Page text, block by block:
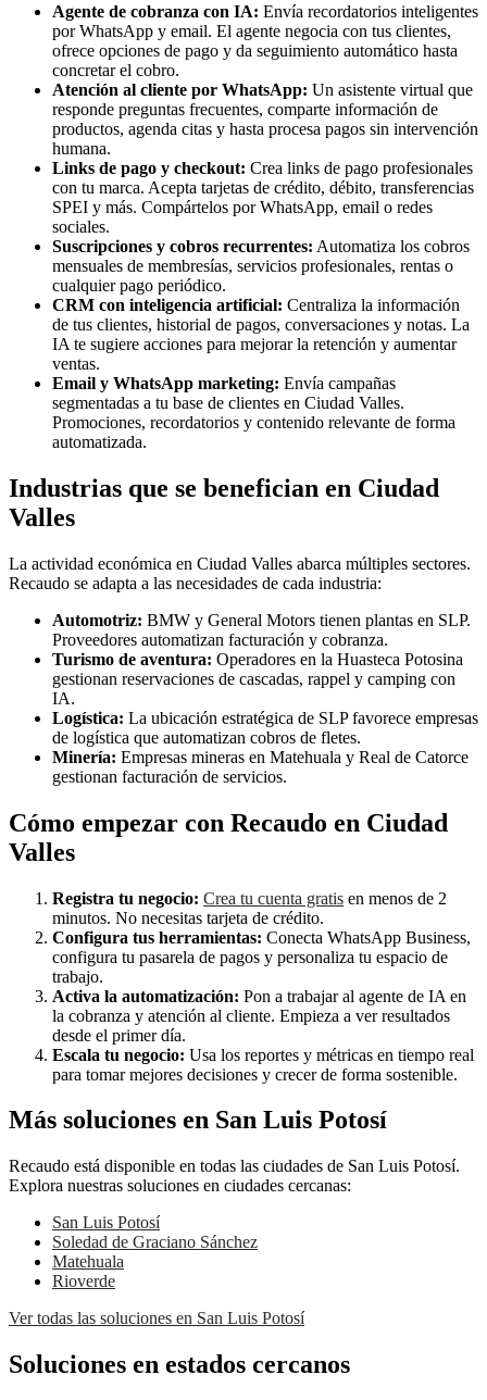
Agente de cobranza con IA: Envía recordatorios inteligentes
por WhatsApp y email. El agente negocia con tus clientes,
ofrece opciones de pago y da seguimiento automático hasta
concretar el cobro.
Atención al cliente por WhatsApp: Un asistente virtual que
responde preguntas frecuentes, comparte información de
productos, agenda citas y hasta procesa pagos sin intervención
humana.
Links de pago y checkout: Crea links de pago profesionales
con tu marca. Acepta tarjetas de crédito, débito, transferencias
SPEI y más. Compártelos por WhatsApp, email o redes
sociales.
Suscripciones y cobros recurrentes: Automatiza los cobros
mensuales de membresías, servicios profesionales, rentas o
cualquier pago periódico.
CRM con inteligencia artificial: Centraliza la información
de tus clientes, historial de pagos, conversaciones y notas. La
IA te sugiere acciones para mejorar la retención y aumentar
ventas.
Email y WhatsApp marketing: Envía campañas
segmentadas a tu base de clientes en Ciudad Valles.
Promociones, recordatorios y contenido relevante de forma
automatizada.
Industrias que se benefician en Ciudad
Valles
La actividad económica en Ciudad Valles abarca múltiples sectores.
Recaudo se adapta a las necesidades de cada industria:
Automotriz: BMW y General Motors tienen plantas en SLP.
Proveedores automatizan facturación y cobranza.
Turismo de aventura: Operadores en la Huasteca Potosina
gestionan reservaciones de cascadas, rappel y camping con
IA.
Logística: La ubicación estratégica de SLP favorece empresas
de logística que automatizan cobros de fletes.
Minería: Empresas mineras en Matehuala y Real de Catorce
gestionan facturación de servicios.
Cómo empezar con Recaudo en Ciudad
Valles
Registra tu negocio: Crea tu cuenta gratis en menos de 2
minutos. No necesitas tarjeta de crédito.
Configura tus herramientas: Conecta WhatsApp Business,
configura tu pasarela de pagos y personaliza tu espacio de
trabajo.
Activa la automatización: Pon a trabajar al agente de IA en
la cobranza y atención al cliente. Empieza a ver resultados
desde el primer día.
Escala tu negocio: Usa los reportes y métricas en tiempo real
para tomar mejores decisiones y crecer de forma sostenible.
Más soluciones en San Luis Potosí
Recaudo está disponible en todas las ciudades de San Luis Potosí.
Explora nuestras soluciones en ciudades cercanas:
San Luis Potosí
Soledad de Graciano Sánchez
Matehuala
Rioverde
Ver todas las soluciones en San Luis Potosí
Soluciones en estados cercanos